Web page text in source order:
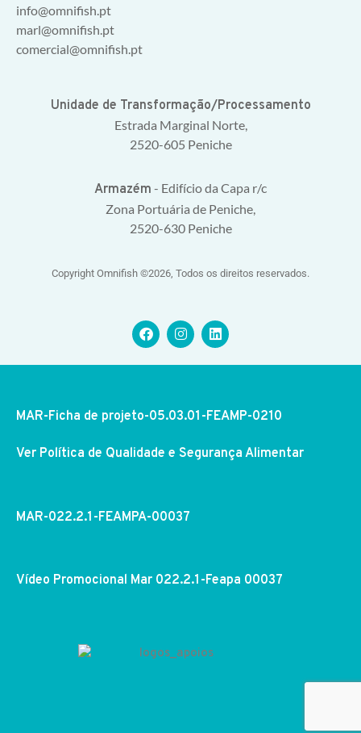
info@omnifish.pt
marl@omnifish.pt
comercial@omnifish.pt
Unidade de Transformação/Processamento
Estrada Marginal Norte,
2520-605 Peniche
Armazém - Edifício da Capa r/c
Zona Portuária de Peniche,
2520-630 Peniche
Copyright Omnifish ©2026, Todos os direitos reservados.
MAR-Ficha de projeto-05.03.01-FEAMP-0210
Ver Política de Qualidade e Segurança Alimentar
MAR-022.2.1-FEAMPA-00037
Vídeo Promocional Mar 022.2.1-Feapa 00037